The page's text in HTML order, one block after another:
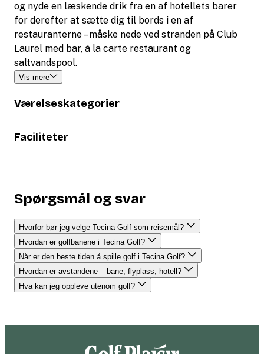
og nyde en læskende drik fra en af hotellets barer
for derefter at sætte dig til bords i en af
restauranterne – måske nede ved stranden på Club
Laurel med bar, á la carte restaurant og
saltvandspool.
Vis mere
Værelseskategorier
Faciliteter
Spørgsmål og svar
Hvorfor bør jeg velge Tecina Golf som reisemål?
Hvordan er golfbanene i Tecina Golf?
Når er den beste tiden å spille golf i Tecina Golf?
Hvordan er avstandene – bane, flyplass, hotell?
Hva kan jeg oppleve utenom golf?